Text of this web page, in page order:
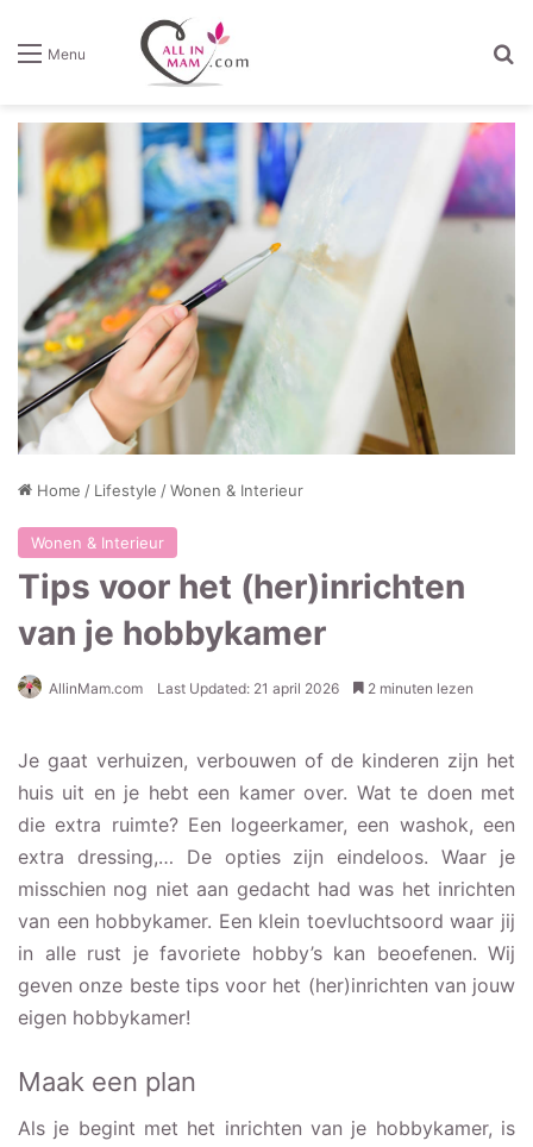
Menu
Home / Lifestyle /Wonen & Interieur
Wonen & Interieur
Tips voor het (her)inrichten
van je hobbykamer
AllinMam.com Last Updated: 21 april 2026 2 minuten lezen
Je gaat verhuizen, verbouwen of de kinderen zijn het
huis uit en je hebt een kamer over. Wat te doen met
die extra ruimte? Een logeerkamer, een washok, een
extra dressing,… De opties zijn eindeloos. Waar je
misschien nog niet aan gedacht had was het inrichten
van een hobbykamer. Een klein toevluchtsoord waar jij
in alle rust je favoriete hobby’s kan beoefenen. Wij
geven onze beste tips voor het (her)inrichten van jouw
eigen hobbykamer!
Maak een plan
Als je begint met het inrichten van je hobbykamer, is